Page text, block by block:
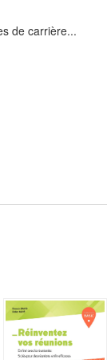
de carrière...